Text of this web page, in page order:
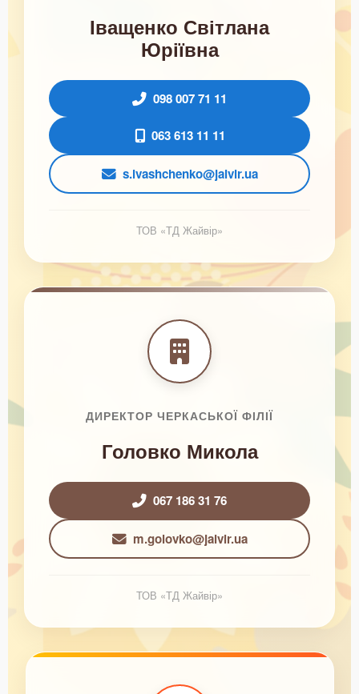
Іващенко Світлана
Юріївна
098 007 71 11
063 613 11 11
s.ivashchenko@jaivir.ua
ТОВ «ТД Жайвір»
ДИРЕКТОР ЧЕРКАСЬКОЇ ФІЛІЇ
Головко Микола
067 186 31 76
m.golovko@jaivir.ua
ТОВ «ТД Жайвір»